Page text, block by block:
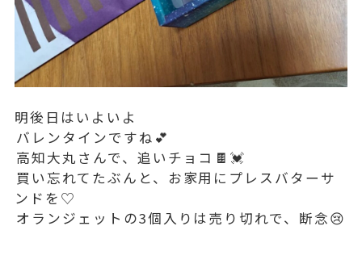
明後日はいよいよ⁡
⁡バレンタインですね︎💕⁡
⁡高知大丸さんで、追いチョコ⁡🍫💓
⁡買い忘れてたぶんと、お家用にプレスバターサ
ンドを♡⁡⁡
⁡オランジェットの3個入りは売り切れで、断念😢